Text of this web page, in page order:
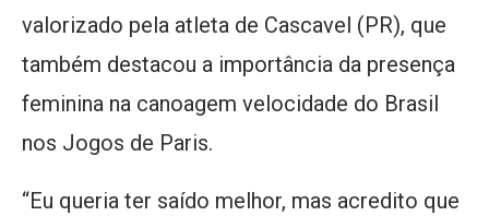
valorizado pela atleta de Cascavel (PR), que
também destacou a importância da presença
feminina na canoagem velocidade do Brasil
nos Jogos de Paris.
“Eu queria ter saído melhor, mas acredito que